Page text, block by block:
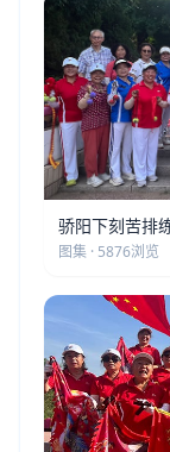
骄阳下刻苦排
图集 · 5876浏览